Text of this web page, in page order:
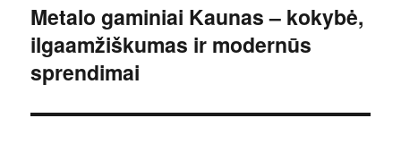
Kitas
įrašas:
Metalo gaminiai Kaunas – kokybė,
ilgaamžiškumas ir modernūs
sprendimai